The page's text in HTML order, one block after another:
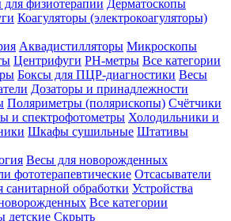
физиотерапии Дерматоскопы
Коагуляторы (электрокоагуляторы)
Аквадистилляторы Микроскопы
Центрифуги PH-метры Все категории
Боксы для ПЦР-диагностики Весы
Дозаторы и принадлежности
Поляриметры (полярископы) Счётчики
и спектрофотометры Холодильники и
Шкафы сушильные Штативы
Весы для новорожденных
фототерапевтические Отсасыватели
санитарной обработки Устройства
Все категории
детские Скрыть